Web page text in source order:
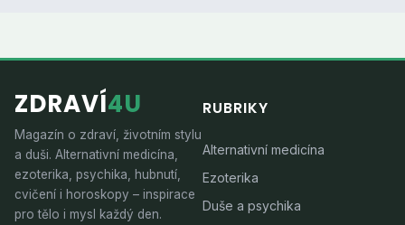
ZDRAVÍ4U
Magazín o zdraví, životním stylu
a duši. Alternativní medicína,
ezoterika, psychika, hubnutí,
cvičení i horoskopy – inspirace
pro tělo i mysl každý den.
RUBRIKY
Alternativní medicína
Ezoterika
Duše a psychika